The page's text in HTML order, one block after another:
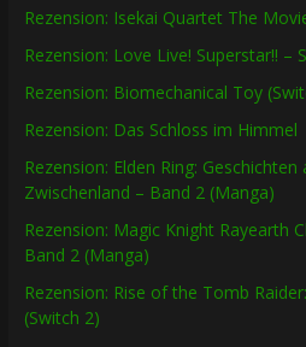
Rezension: Isekai Quartet The
Rezension: Love Live! Superstar!! –
Rezension: Biomechanical Toy
Rezension: Das Schloss im Himmel
Rezension: Elden Ring:
Zwischenland – Band 2 (Manga)
Rezension: Magic Knight Rayearth
Band 2 (Manga)
Rezension: Rise of the Tomb
(Switch 2)